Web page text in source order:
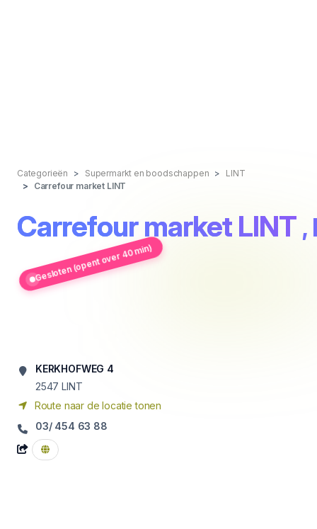
Categorieën Supermarkt en boodschappen
LINT
Carrefour market LINT
Carrefour market LINT ,
Gesloten (opent over 40 min)
KERKHOFWEG 4
2547 LINT
Route naar de locatie tonen
03/ 454 63 88